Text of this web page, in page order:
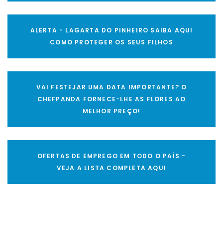
ALERTA - LAGARTA DO PINHEIRO SAIBA AQUI
COMO PROTEGER OS SEUS FILHOS
VAI FESTEJAR UMA DATA IMPORTANTE? O
CHEFPANDA FORNECE-LHE AS FLORES AO
MELHOR PREÇO!
OFERTAS DE EMPREGO EM TODO O PAÍS -
VEJA A LISTA COMPLETA AQUI